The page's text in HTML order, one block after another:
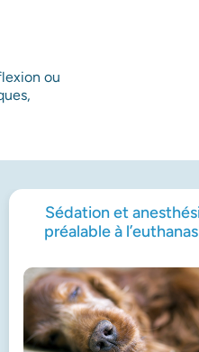
ou
Sédation et
préalable à